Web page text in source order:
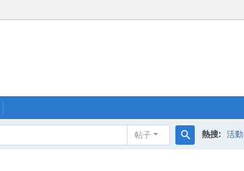
帖子 熱搜: 活動